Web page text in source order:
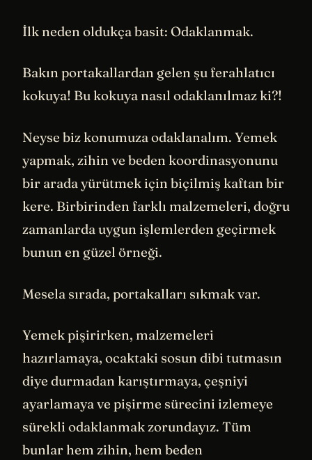
İlk neden oldukça basit: Odaklanmak.
Bakın portakallardan gelen şu ferahlatıcı
kokuya! Bu kokuya nasıl odaklanılmaz ki?!
Neyse biz konumuza odaklanalım. Yemek
yapmak, zihin ve beden koordinasyonunu
bir arada yürütmek için biçilmiş kaftan bir
kere. Birbirinden farklı malzemeleri, doğru
zamanlarda uygun işlemlerden geçirmek
bunun en güzel örneği.
Mesela sırada, portakalları sıkmak var.
Yemek pişirirken, malzemeleri
hazırlamaya, ocaktaki sosun dibi tutmasın
diye durmadan karıştırmaya, çeşniyi
ayarlamaya ve pişirme sürecini izlemeye
sürekli odaklanmak zorundayız. Tüm
bunlar hem zihin, hem beden